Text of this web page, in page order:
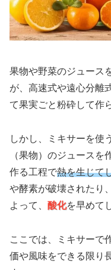
果物や野菜のジュース
が、高速式や遠心分離
て果実ごと粉砕して作
しかし、ミキサーを使
（果物）のジュースを
作る工程で熱を生じて
や酵素が破壊されたり
よって、 酸化を早めて
ここでは、ミキサーで
価や風味をできる限り